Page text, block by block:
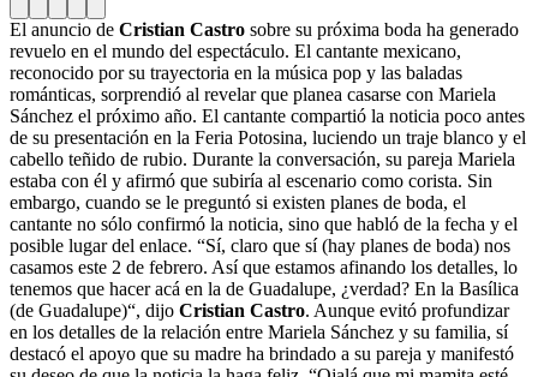
El anuncio de Cristian Castro sobre su próxima boda ha generado
revuelo en el mundo del espectáculo. El cantante mexicano,
reconocido por su trayectoria en la música pop y las baladas
románticas, sorprendió al revelar que planea casarse con Mariela
Sánchez el próximo año. El cantante compartió la noticia poco antes
de su presentación en la Feria Potosina, luciendo un traje blanco y el
cabello teñido de rubio. Durante la conversación, su pareja Mariela
estaba con él y afirmó que subiría al escenario como corista. Sin
embargo, cuando se le preguntó si existen planes de boda, el
cantante no sólo confirmó la noticia, sino que habló de la fecha y el
posible lugar del enlace. “Sí, claro que sí (hay planes de boda) nos
casamos este 2 de febrero. Así que estamos afinando los detalles, lo
tenemos que hacer acá en la de Guadalupe, ¿verdad? En la Basílica
(de Guadalupe)“, dijo Cristian Castro. Aunque evitó profundizar
en los detalles de la relación entre Mariela Sánchez y su familia, sí
destacó el apoyo que su madre ha brindado a su pareja y manifestó